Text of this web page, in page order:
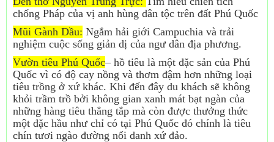
chống Pháp của vị anh hùng dân tộc trên đất Phú Quốc
Mũi Gành Dầu: Ngắm hải giới Campuchia và trải
nghiệm cuộc sống giản dị của ngư dân địa phương.
Vườn tiêu Phú Quốc– hồ tiêu là một đặc sản của Phú
Quốc vì có độ cay nồng và thơm đậm hơn những loại
tiêu trồng ở xứ khác. Khi đến đây du khách sẽ không
khỏi trầm trồ bởi không gian xanh mát bạt ngàn của
những hàng tiêu thẳng tắp mà còn được thưởng thức
một đặc hầu như chỉ có tại Phú Quốc đó chính là tiêu
chín tươi ngào đường nổi danh xứ đảo.